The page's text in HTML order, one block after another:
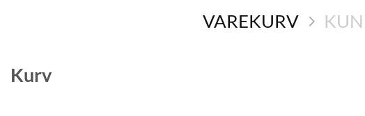
VAREKURV
Kurv